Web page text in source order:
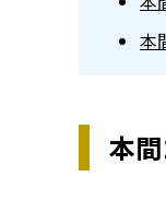
本
本